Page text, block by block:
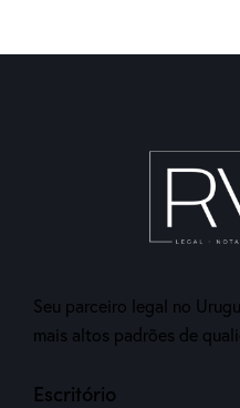
Seu parceiro legal no
mais altos padrões de
Escritório